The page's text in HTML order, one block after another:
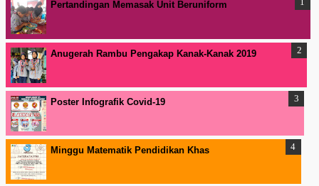
Pertandingan Memasak Unit Beruniform
Anugerah Rambu Pengakap Kanak-Kanak 2019
Poster Infografik Covid-19
Minggu Matematik Pendidikan Khas